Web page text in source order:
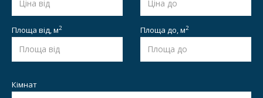
Площа від,м2 Площа до,м2
Кімнат